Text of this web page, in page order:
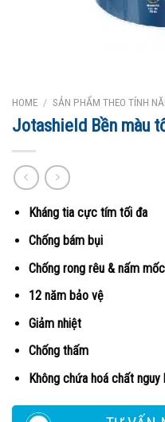
HOME / SẢN PHẨM THEO TÍNH
Jotashield Bền màu
Kháng tia cực tím tối đa
Chống bám bụi
Chống rong rêu & nấm mốc
12 năm bảo vệ
Giảm nhiệt
Chống thấm
Không chứa hoá chất nguy